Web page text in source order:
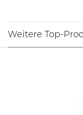
Weitere Top-